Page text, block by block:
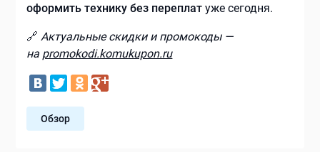
оформить технику без переплат уже сегодня.
🔗 Актуальные скидки и промокоды —
на promokodi.komukupon.ru
Обзор